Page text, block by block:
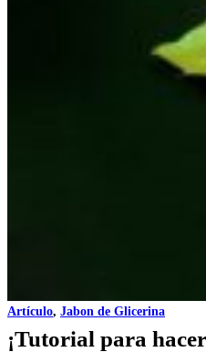
Artículo, Jabon de Glicerina
¡Tutorial para